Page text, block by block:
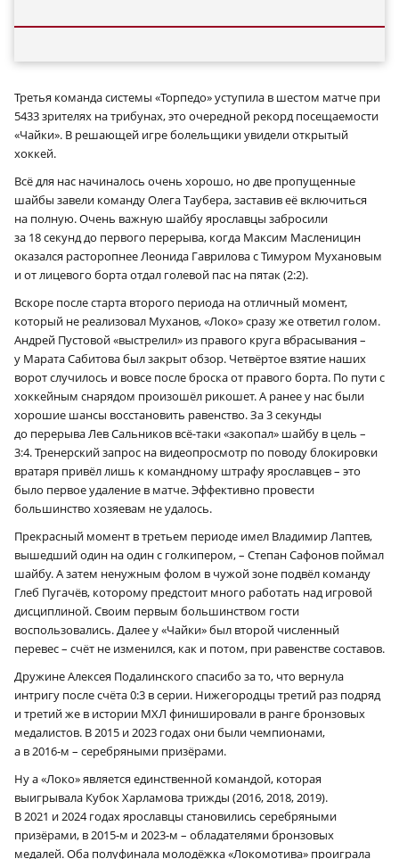
Третья команда системы «Торпедо» уступила в шестом матче при
5433 зрителях на трибунах, это очередной рекорд посещаемости
«Чайки». В решающей игре болельщики увидели открытый
хоккей.
Всё для нас начиналось очень хорошо, но две пропущенные
шайбы завели команду Олега Таубера, заставив её включиться
на полную. Очень важную шайбу ярославцы забросили
за 18 секунд до первого перерыва, когда Максим Масленицин
оказался расторопнее Леонида Гаврилова с Тимуром Мухановым
и от лицевого борта отдал голевой пас на пятак (2:2).
Вскоре после старта второго периода на отличный момент,
который не реализовал Муханов, «Локо» сразу же ответил голом.
Андрей Пустовой «выстрелил» из правого круга вбрасывания –
у Марата Сабитова был закрыт обзор. Четвёртое взятие наших
ворот случилось и вовсе после броска от правого борта. По пути c
хоккейным снарядом произошёл рикошет. А ранее у нас были
хорошие шансы восстановить равенство. За 3 секунды
до перерыва Лев Сальников всё-таки «закопал» шайбу в цель –
3:4. Тренерский запрос на видеопросмотр по поводу блокировки
вратаря привёл лишь к командному штрафу ярославцев – это
было первое удаление в матче. Эффективно провести
большинство хозяевам не удалось.
Прекрасный момент в третьем периоде имел Владимир Лаптев,
вышедший один на один с голкипером, – Степан Сафонов поймал
шайбу. А затем ненужным фолом в чужой зоне подвёл команду
Глеб Пугачёв, которому предстоит много работать над игровой
дисциплиной. Своим первым большинством гости
воспользовались. Далее у «Чайки» был второй численный
перевес – счёт не изменился, как и потом, при равенстве составов.
Дружине Алексея Подалинского спасибо за то, что вернула
интригу после счёта 0:3 в серии. Нижегородцы третий раз подряд
и третий же в истории МХЛ финишировали в ранге бронзовых
медалистов. В 2015 и 2023 годах они были чемпионами,
а в 2016‑м – серебряными призёрами.
Ну а «Локо» является единственной командой, которая
выигрывала Кубок Харламова трижды (2016, 2018, 2019).
В 2021 и 2024 годах ярославцы становились серебряными
призёрами, в 2015‑м и 2023‑м – обладателями бронзовых
медалей. Оба полуфинала молодёжка «Локомотива» проиграла